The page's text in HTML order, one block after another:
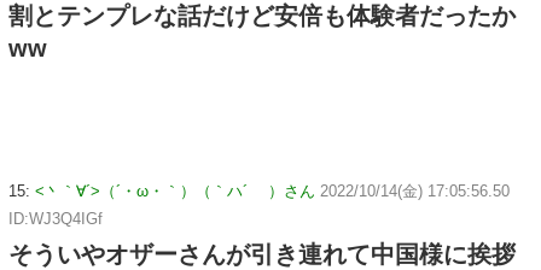
割とテンプレな話だけど安倍も体験者だったか
ww
15: <丶｀∀´>（´・ω・｀）（｀ハ´ ）さん 2022/10/14(金) 17:05:56.50
ID:WJ3Q4IGf
そういやオザーさんが引き連れて中国様に挨拶